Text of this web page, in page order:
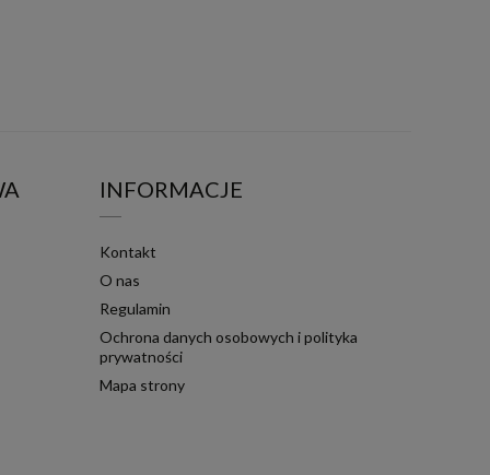
INFORMACJE
Kontakt
O nas
Regulamin
Ochrona danych osobowych i polityka
prywatności
Mapa strony